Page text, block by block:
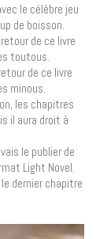
le célèbre jeu
de boisson.
de ce livre
toutous.
de ce livre
minous.
les chapitres
il aura droit à
le publier de
Light Novel.
le dernier chapitre